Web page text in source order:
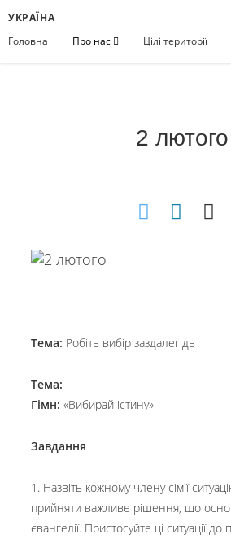
УКРАЇНА
Головна
Про нас Цілі території
2 лютого
Тема: Робіть вибір заздалегідь
Тема:
Гімн: «Вибирай істину»
Завдання
1. Назвіть кожному члену сім'ї
прийняти важливе рішення, що
євангелії. Пристосуйте ці ситуації до